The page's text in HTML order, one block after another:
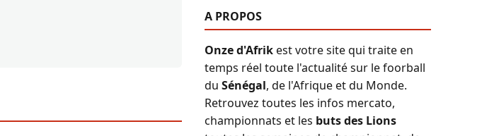
A PROPOS
Onze d'Afrikest votre site qui traite en
temps réel toute l'actualité sur le foorball
du Sénégal, de l'Afrique et du Monde.
Retrouvez toutes les infos mercato,
championnats et les buts des Lions